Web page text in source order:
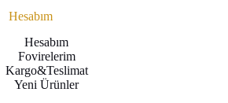
Hesabım
Hesabım
Fovirelerim
Kargo&Teslimat
Yeni Ürünler